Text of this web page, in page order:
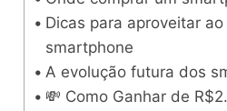
Dicas para aproveitar
smartphone
A evolução futura dos
💸 Como Ganhar de